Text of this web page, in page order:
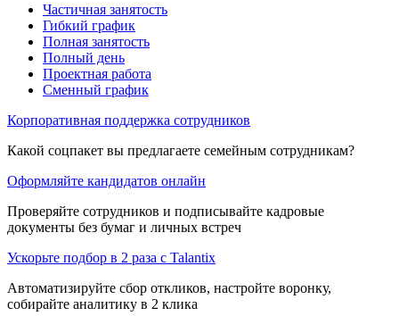
Частичная занятость
Гибкий график
Полная занятость
Полный день
Проектная работа
Сменный график
Корпоративная поддержка сотрудников
Какой соцпакет вы предлагаете семейным сотрудникам?
Оформляйте кандидатов онлайн
Проверяйте сотрудников и подписывайте кадровые
документы без бумаг и личных встреч
Ускорьте подбор в 2 раза с Talantix
Автоматизируйте сбор откликов, настройте воронку,
собирайте аналитику в 2 клика